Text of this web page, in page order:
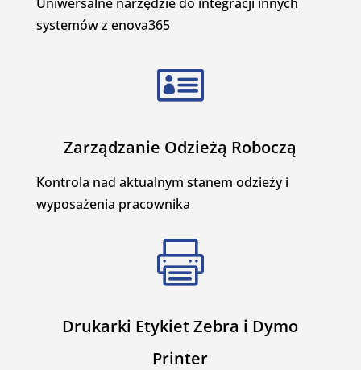
systemów z enova365

Zarządzanie Odzieżą Roboczą
Kontrola nad aktualnym stanem odzieży i
wyposażenia pracownika

Drukarki Etykiet Zebra i Dymo
Printer